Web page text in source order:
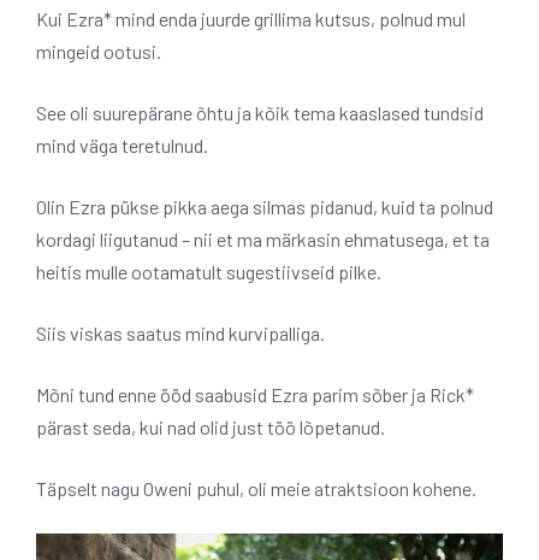
Kui Ezra* mind enda juurde grillima kutsus, polnud mul
mingeid ootusi.
See oli suurepärane õhtu ja kõik tema kaaslased tundsid
mind väga teretulnud.
Olin Ezra pükse pikka aega silmas pidanud, kuid ta polnud
kordagi liigutanud – nii et ma märkasin ehmatusega, et ta
heitis mulle ootamatult sugestiivseid pilke.
Siis viskas saatus mind kurvipalliga.
Mõni tund enne ööd saabusid Ezra parim sõber ja Rick*
pärast seda, kui nad olid just töö lõpetanud.
Täpselt nagu Oweni puhul, oli meie atraktsioon kohene.